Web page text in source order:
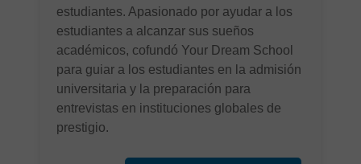
estudiantes. Apasionado por ayudar a los
estudiantes a alcanzar sus sueños
académicos, cofundó Your Dream School
para guiar a los estudiantes en la admisión
universitaria y la preparación para
entrevistas en instituciones globales de
prestigio.